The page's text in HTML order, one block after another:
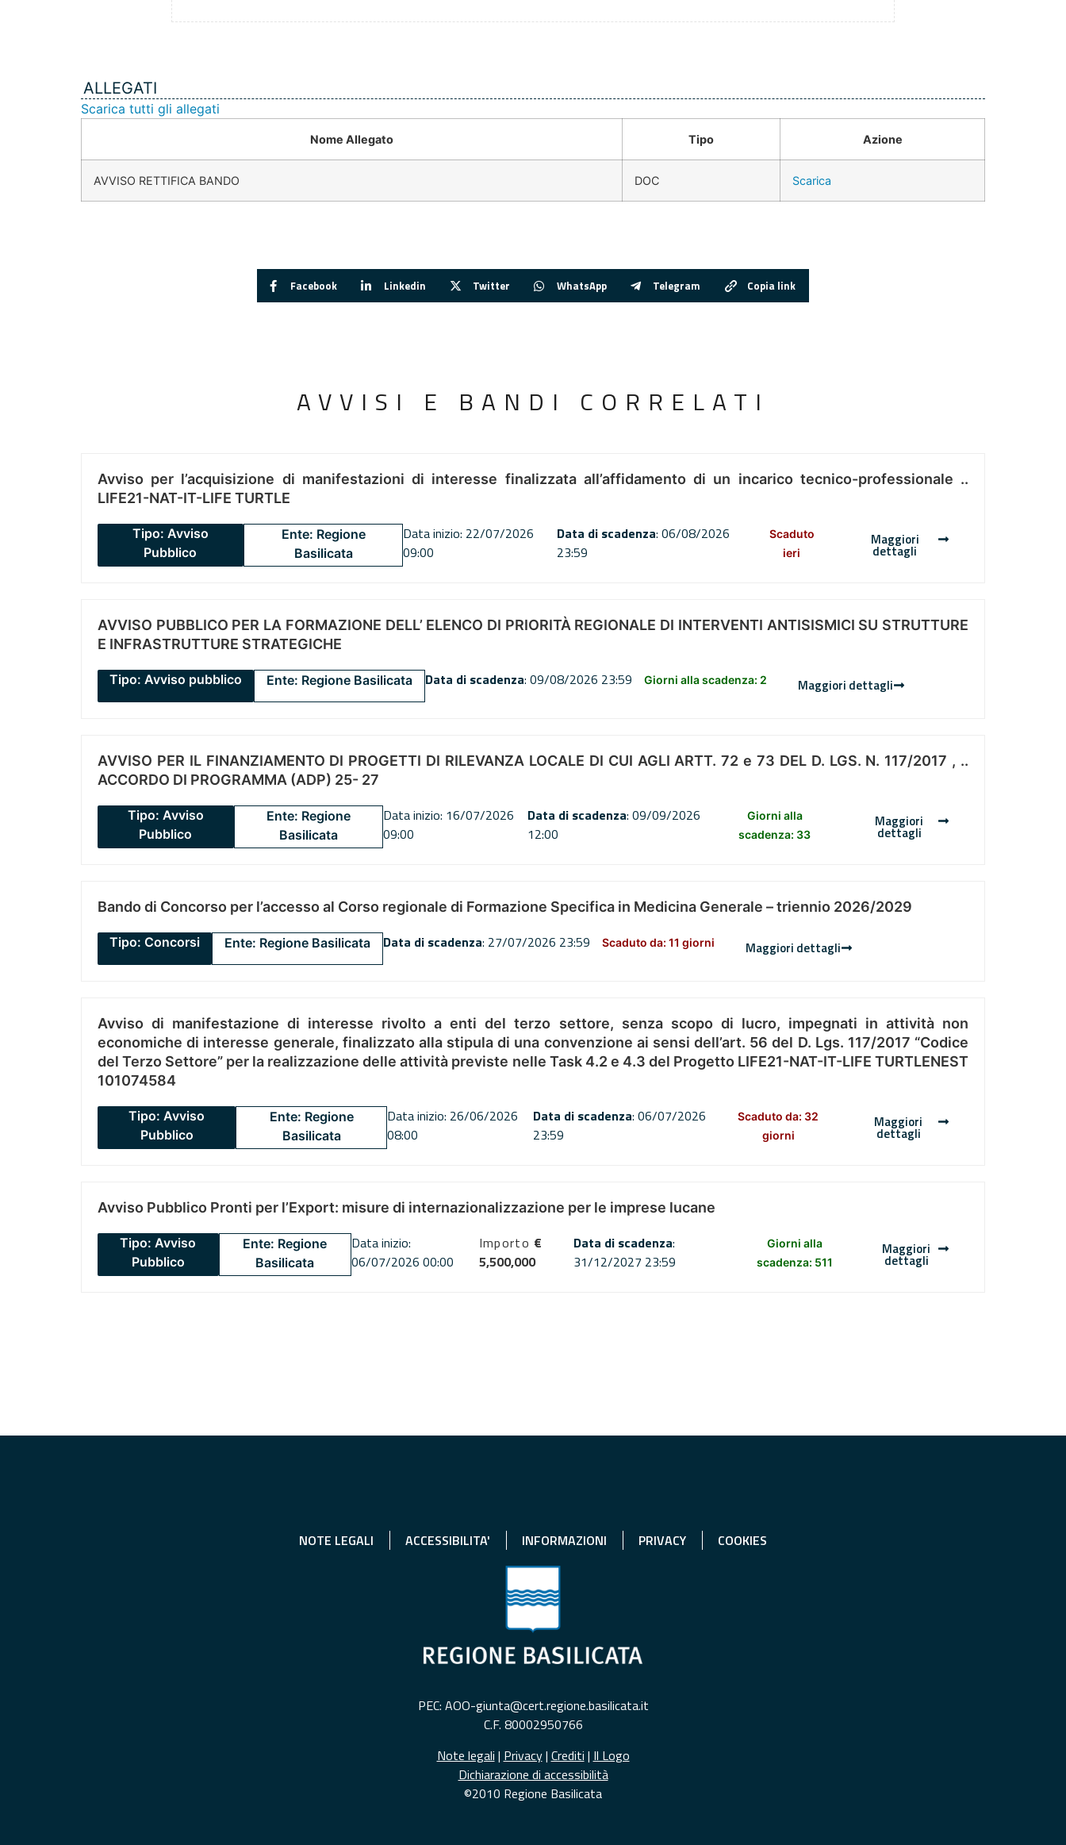
ALLEGATI
Scarica tutti gli allegati
Nome Allegato Tipo Azione
AVVISO RETTIFICA BANDO DOC Scarica
Facebook Linkedin Twitter WhatsApp Telegram Copia link
AVVISI E BANDI CORRELATI
Avviso per l’acquisizione di manifestazioni di interesse finalizzata all’affidamento di un incarico tecnico-professionale ..
LIFE21-NAT-IT-LIFE TURTLE
Tipo: Avviso
Pubblico
Ente: Regione
Basilicata
Data inizio: 22/07/2026
09:00
Data di scadenza: 06/08/2026
23:59
Scaduto
ieri
Maggiori
dettagli
AVVISO PUBBLICO PER LA FORMAZIONE DELL’ ELENCO DI PRIORITÀ REGIONALE DI INTERVENTI ANTISISMICI SU STRUTTURE
E INFRASTRUTTURE STRATEGICHE
Tipo: Avviso pubblico Ente: Regione Basilicata Data di scadenza: 09/08/2026 23:59 Giorni alla scadenza: 2 Maggiori dettagli
AVVISO PER IL FINANZIAMENTO DI PROGETTI DI RILEVANZA LOCALE DI CUI AGLI ARTT. 72 e 73 DEL D. LGS. N. 117/2017 , ..
ACCORDO DI PROGRAMMA (ADP) 25- 27
Tipo: Avviso
Pubblico
Ente: Regione
Basilicata
Data inizio: 16/07/2026
09:00
Data di scadenza: 09/09/2026
12:00
Giorni alla
scadenza: 33
Maggiori
dettagli
Bando di Concorso per l’accesso al Corso regionale di Formazione Specifica in Medicina Generale – triennio 2026/2029
Tipo: Concorsi Ente: Regione Basilicata Data di scadenza: 27/07/2026 23:59 Scaduto da: 11 giorni Maggiori dettagli
Avviso di manifestazione di interesse rivolto a enti del terzo settore, senza scopo di lucro, impegnati in attività non
economiche di interesse generale, finalizzato alla stipula di una convenzione ai sensi dell’art. 56 del D. Lgs. 117/2017 “Codice
del Terzo Settore” per la realizzazione delle attività previste nelle Task 4.2 e 4.3 del Progetto LIFE21-NAT-IT-LIFE TURTLENEST
101074584
Tipo: Avviso
Pubblico
Ente: Regione
Basilicata
Data inizio: 26/06/2026
08:00
Data di scadenza: 06/07/2026
23:59
Scaduto da: 32
giorni
Maggiori
dettagli
Avviso Pubblico Pronti per l’Export: misure di internazionalizzazione per le imprese lucane
Tipo: Avviso
Pubblico
Ente: Regione
Basilicata
Data inizio:
06/07/2026 00:00
Importo €
5,500,000
Data di scadenza:
31/12/2027 23:59
Giorni alla
scadenza: 511
Maggiori
dettagli
NOTE LEGALI ACCESSIBILITA' INFORMAZIONI PRIVACY COOKIES
PEC: AOO-giunta@cert.regione.basilicata.it
C.F. 80002950766
Note legali | Privacy| Crediti | Il Logo
Dichiarazione di accessibilità
©2010 Regione Basilicata